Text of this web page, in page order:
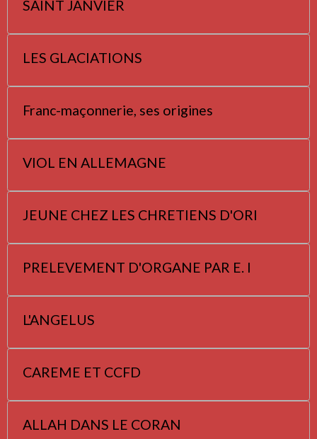
SAINT JANVIER
LES GLACIATIONS
Franc-maçonnerie, ses origines
VIOL EN ALLEMAGNE
JEUNE CHEZ LES CHRETIENS D'ORI
PRELEVEMENT D'ORGANE PAR E. I
L'ANGELUS
CAREME ET CCFD
ALLAH DANS LE CORAN